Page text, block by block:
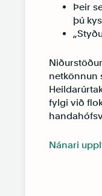
Þeir
þú
netkönnun
fylgi við
Nánari